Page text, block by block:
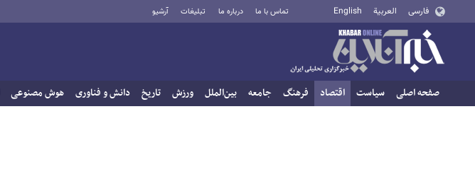
فارسی العربية English تماس با ما درباره ما تبلیغات آرشیو
صفحه اصلی سیاست اقتصاد فرهنگ جامعه بین‌الملل ورزش تاریخ دانش و فناوری هوش مصنوعی